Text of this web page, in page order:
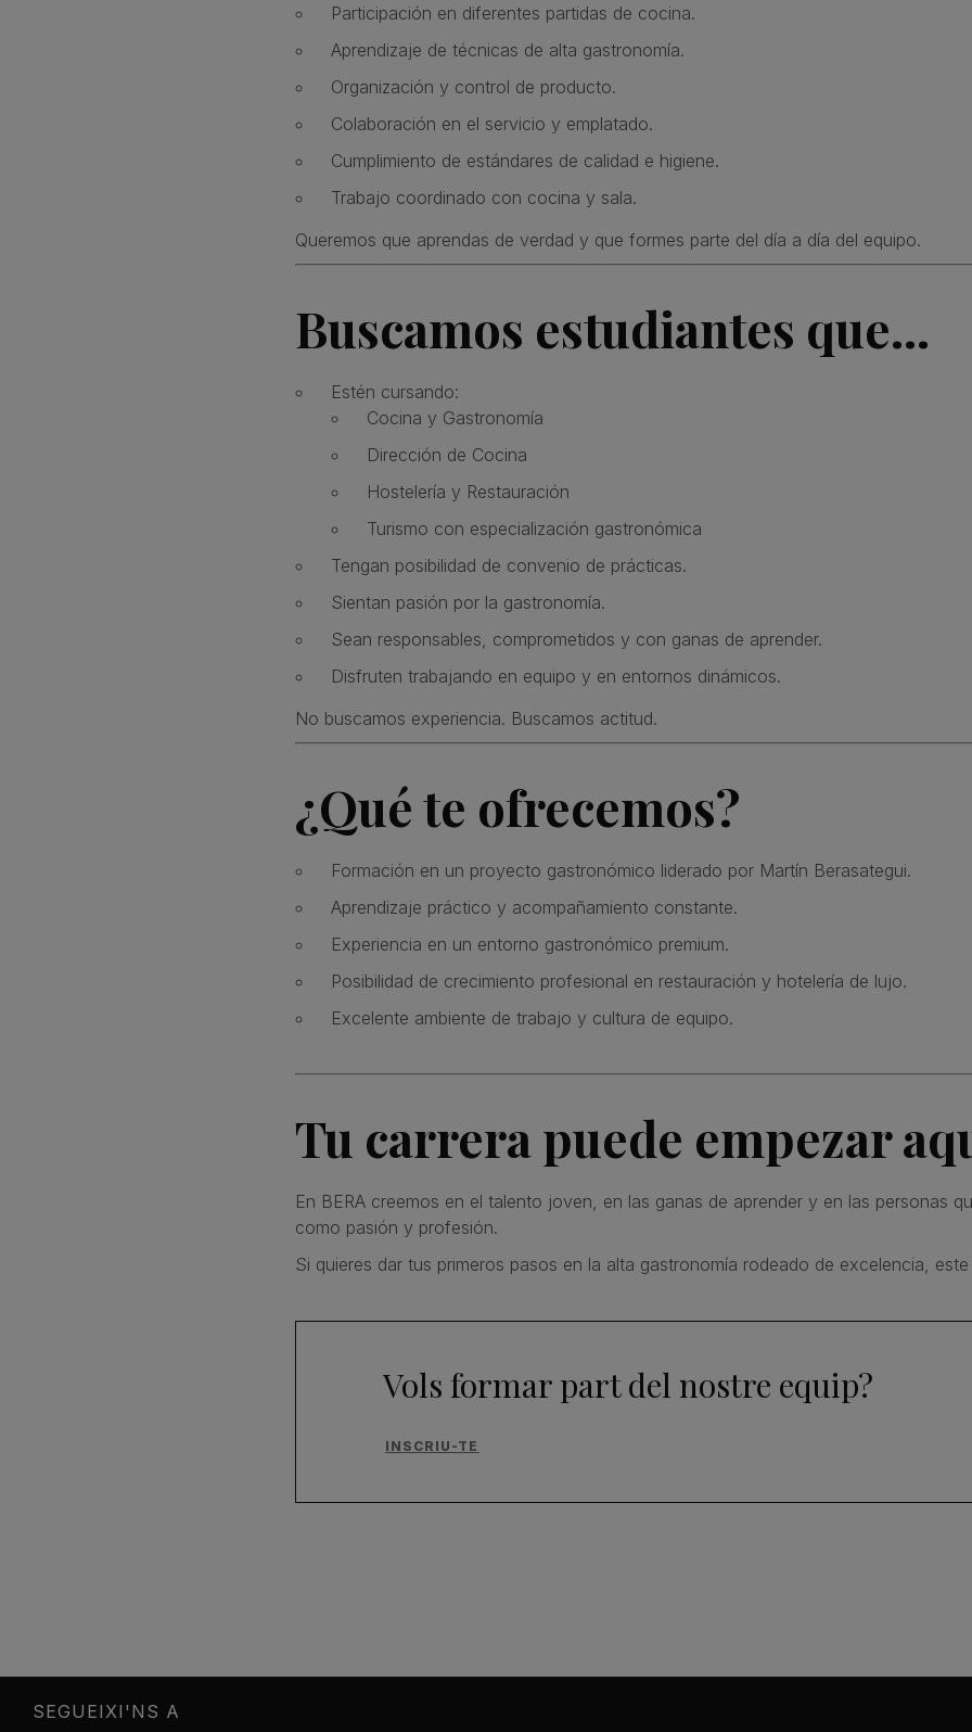
Participación en diferentes partidas de cocina.
Aprendizaje de técnicas de alta gastronomía.
Organización y control de producto.
Colaboración en el servicio y emplatado.
Cumplimiento de estándares de calidad e higiene.
Trabajo coordinado con cocina y sala.
Queremos que aprendas de verdad y que formes parte del día a día del equipo.
Buscamos estudiantes que…
Estén cursando:
Cocina y Gastronomía
Dirección de Cocina
Hostelería y Restauración
Turismo con especialización gastronómica
Tengan posibilidad de convenio de prácticas.
Sientan pasión por la gastronomía.
Sean responsables, comprometidos y con ganas de aprender.
Disfruten trabajando en equipo y en entornos dinámicos.
No buscamos experiencia. Buscamos actitud.
¿Qué te ofrecemos?
Formación en un proyecto gastronómico liderado por Martín Berasategui.
Aprendizaje práctico y acompañamiento constante.
Experiencia en un entorno gastronómico premium.
Posibilidad de crecimiento profesional en restauración y hotelería de lujo.
Excelente ambiente de trabajo y cultura de equipo.
Tu carrera puede empezar
En BERA creemos en el talento joven, en las ganas de aprender y en las personas
como pasión y profesión.
Si quieres dar tus primeros pasos en la alta gastronomía rodeado de excelencia,
Vols formar part del nostre equip?
INSCRIU-TE
SEGUEIXI'NS A